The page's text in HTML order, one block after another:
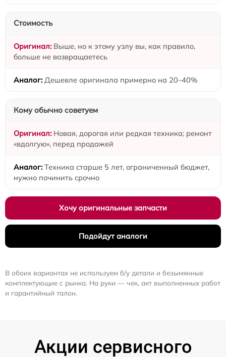
Стоимость
Выше, но к этому узлу вы, как правило,
больше не возвращаетесь
Дешевле оригинала примерно на 20–40%
Кому обычно советуем
Новая, дорогая или редкая техника; ремонт
«вдолгую», перед продажей
Техника старше 5 лет, ограниченный бюджет,
нужно починить срочно
Хочу оригинальные запчасти
Подойдут аналоги
В обоих вариантах не используем б/у детали и безымянные
комплектующие с рынка. На руки — чек, акт выполненных работ
и гарантийный талон.
Акции сервисного